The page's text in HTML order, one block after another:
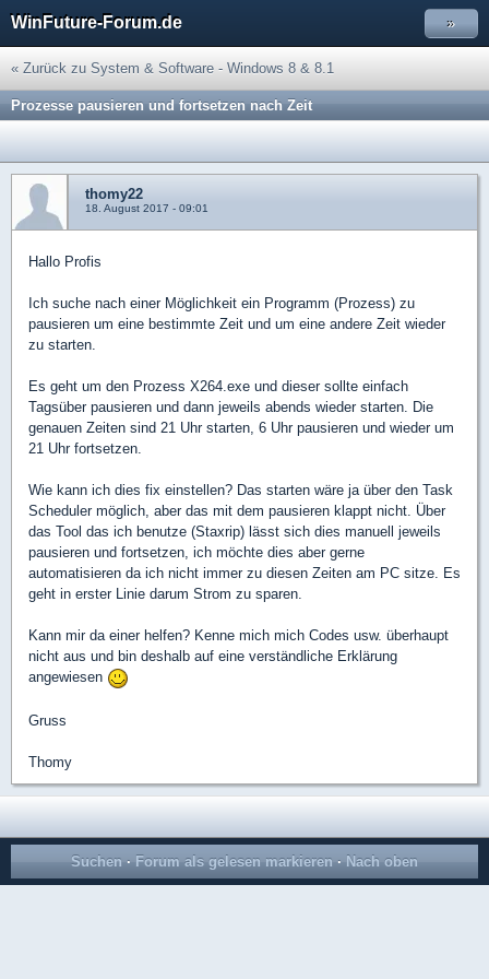
WinFuture-Forum.de »
« Zurück zu System & Software - Windows 8 & 8.1
Prozesse pausieren und fortsetzen nach Zeit
thomy22
18. August 2017 - 09:01
Hallo Profis
Ich suche nach einer Möglichkeit ein Programm (Prozess) zu
pausieren um eine bestimmte Zeit und um eine andere Zeit wieder
zu starten.
Es geht um den Prozess X264.exe und dieser sollte einfach
Tagsüber pausieren und dann jeweils abends wieder starten. Die
genauen Zeiten sind 21 Uhr starten, 6 Uhr pausieren und wieder um
21 Uhr fortsetzen.
Wie kann ich dies fix einstellen? Das starten wäre ja über den Task
Scheduler möglich, aber das mit dem pausieren klappt nicht. Über
das Tool das ich benutze (Staxrip) lässt sich dies manuell jeweils
pausieren und fortsetzen, ich möchte dies aber gerne
automatisieren da ich nicht immer zu diesen Zeiten am PC sitze. Es
geht in erster Linie darum Strom zu sparen.
Kann mir da einer helfen? Kenne mich mich Codes usw. überhaupt
nicht aus und bin deshalb auf eine verständliche Erklärung
angewiesen
Gruss
Thomy
Suchen · Forum als gelesen markieren · Nach oben